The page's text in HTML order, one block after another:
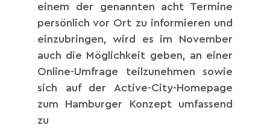
einem der genannten acht Termine
persönlich vor Ort zu informieren und
einzubringen, wird es im November
auch die Möglichkeit geben, an einer
Online-Umfrage teilzunehmen sowie
sich auf der Active-City-Homepage
zum Hamburger Konzept umfassend
zu